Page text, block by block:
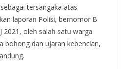
tersangaka atas
laporan Polisi, bernomor B
2021, oleh salah satu warga
bohong dan ujaran kebencian,